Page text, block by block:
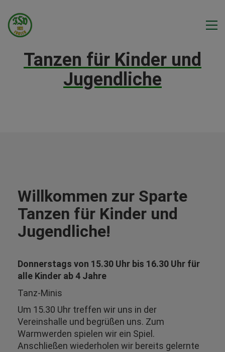
Tanzen für Kinder und
Jugendliche
Willkommen zur Sparte
Tanzen für Kinder und
Jugendliche!
Donnerstags von 15.30 Uhr bis 16.30 Uhr für
alle Kinder ab 4 Jahre
Tanz-Minis
Um 15.30 Uhr treffen wir uns in der
Vereinshalle und begrüßen uns. Zum
Warmwerden spielen wir ein Spiel.
Anschließen wiederholen wir bereits gelernte